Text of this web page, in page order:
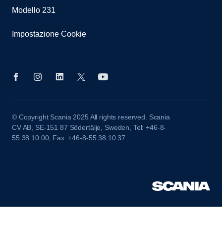
Modello 231
Impostazione Cookie
© Copyright Scania 2025 All rights reserved. Scania
CV AB, SE-151 87 Södertälje, Sweden, Tel: +46-8-
55 38 10 00, Fax: +46-8-55 38 10 37.